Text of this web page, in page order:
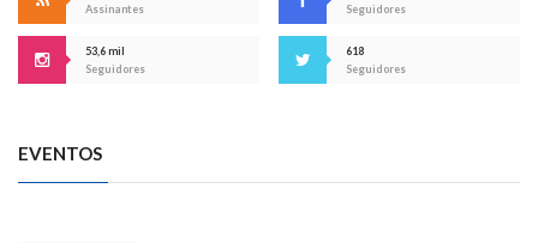
Assinantes
Seguidores
53,6 mil
Seguidores
618
Seguidores
EVENTOS